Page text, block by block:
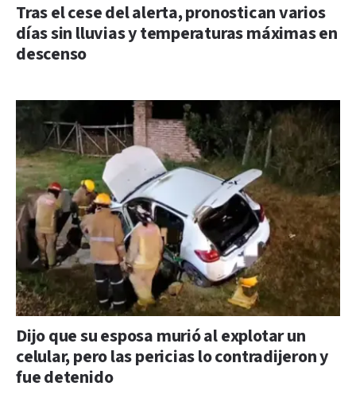
Tras el cese del alerta, pronostican varios
días sin lluvias y temperaturas máximas en
descenso
Dijo que su esposa murió al explotar un
celular, pero las pericias lo contradijeron y
fue detenido